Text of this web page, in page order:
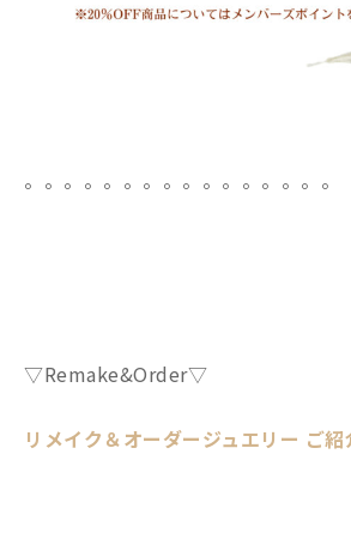
。。。。。。。。。。。。。。。。
▽Remake&Order▽
リメイク＆オーダージュエリー ご紹